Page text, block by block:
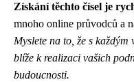
Získání těchto čísel je
mnoho online průvodců a
Myslete na to, že s
blíže k realizaci vašich
budoucnosti.